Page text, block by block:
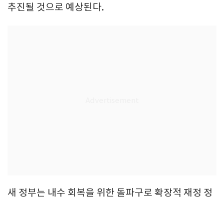
추진될 것으로 예상된다.
새 정부는 내수 회복을 위한 돌파구로 확장적 재정 정